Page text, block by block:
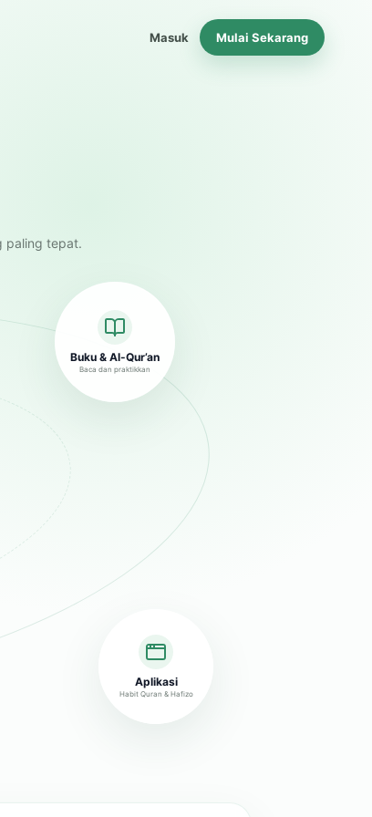
Masuk Mulai Sekarang
paling tepat.
Buku & Al-Qur’an
Baca dan praktikkan
Aplikasi
Habit Quran & Hafizo